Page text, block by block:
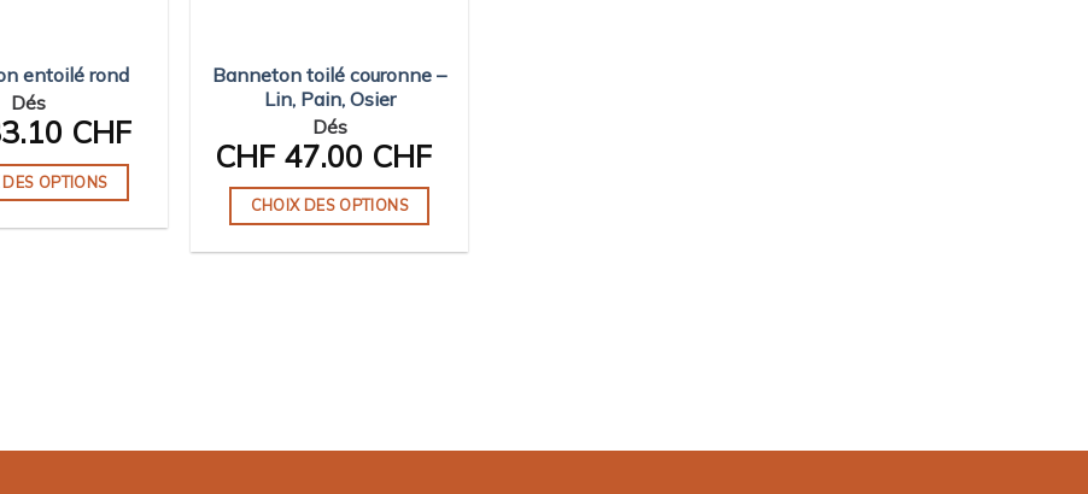
entoilé rond
Dés
CHF
OPTIONS
être
Banneton toilé couronne –
Lin, Pain, Osier
Dés
CHF 47.00 CHF
CHOIX DES OPTIONS
peuvent